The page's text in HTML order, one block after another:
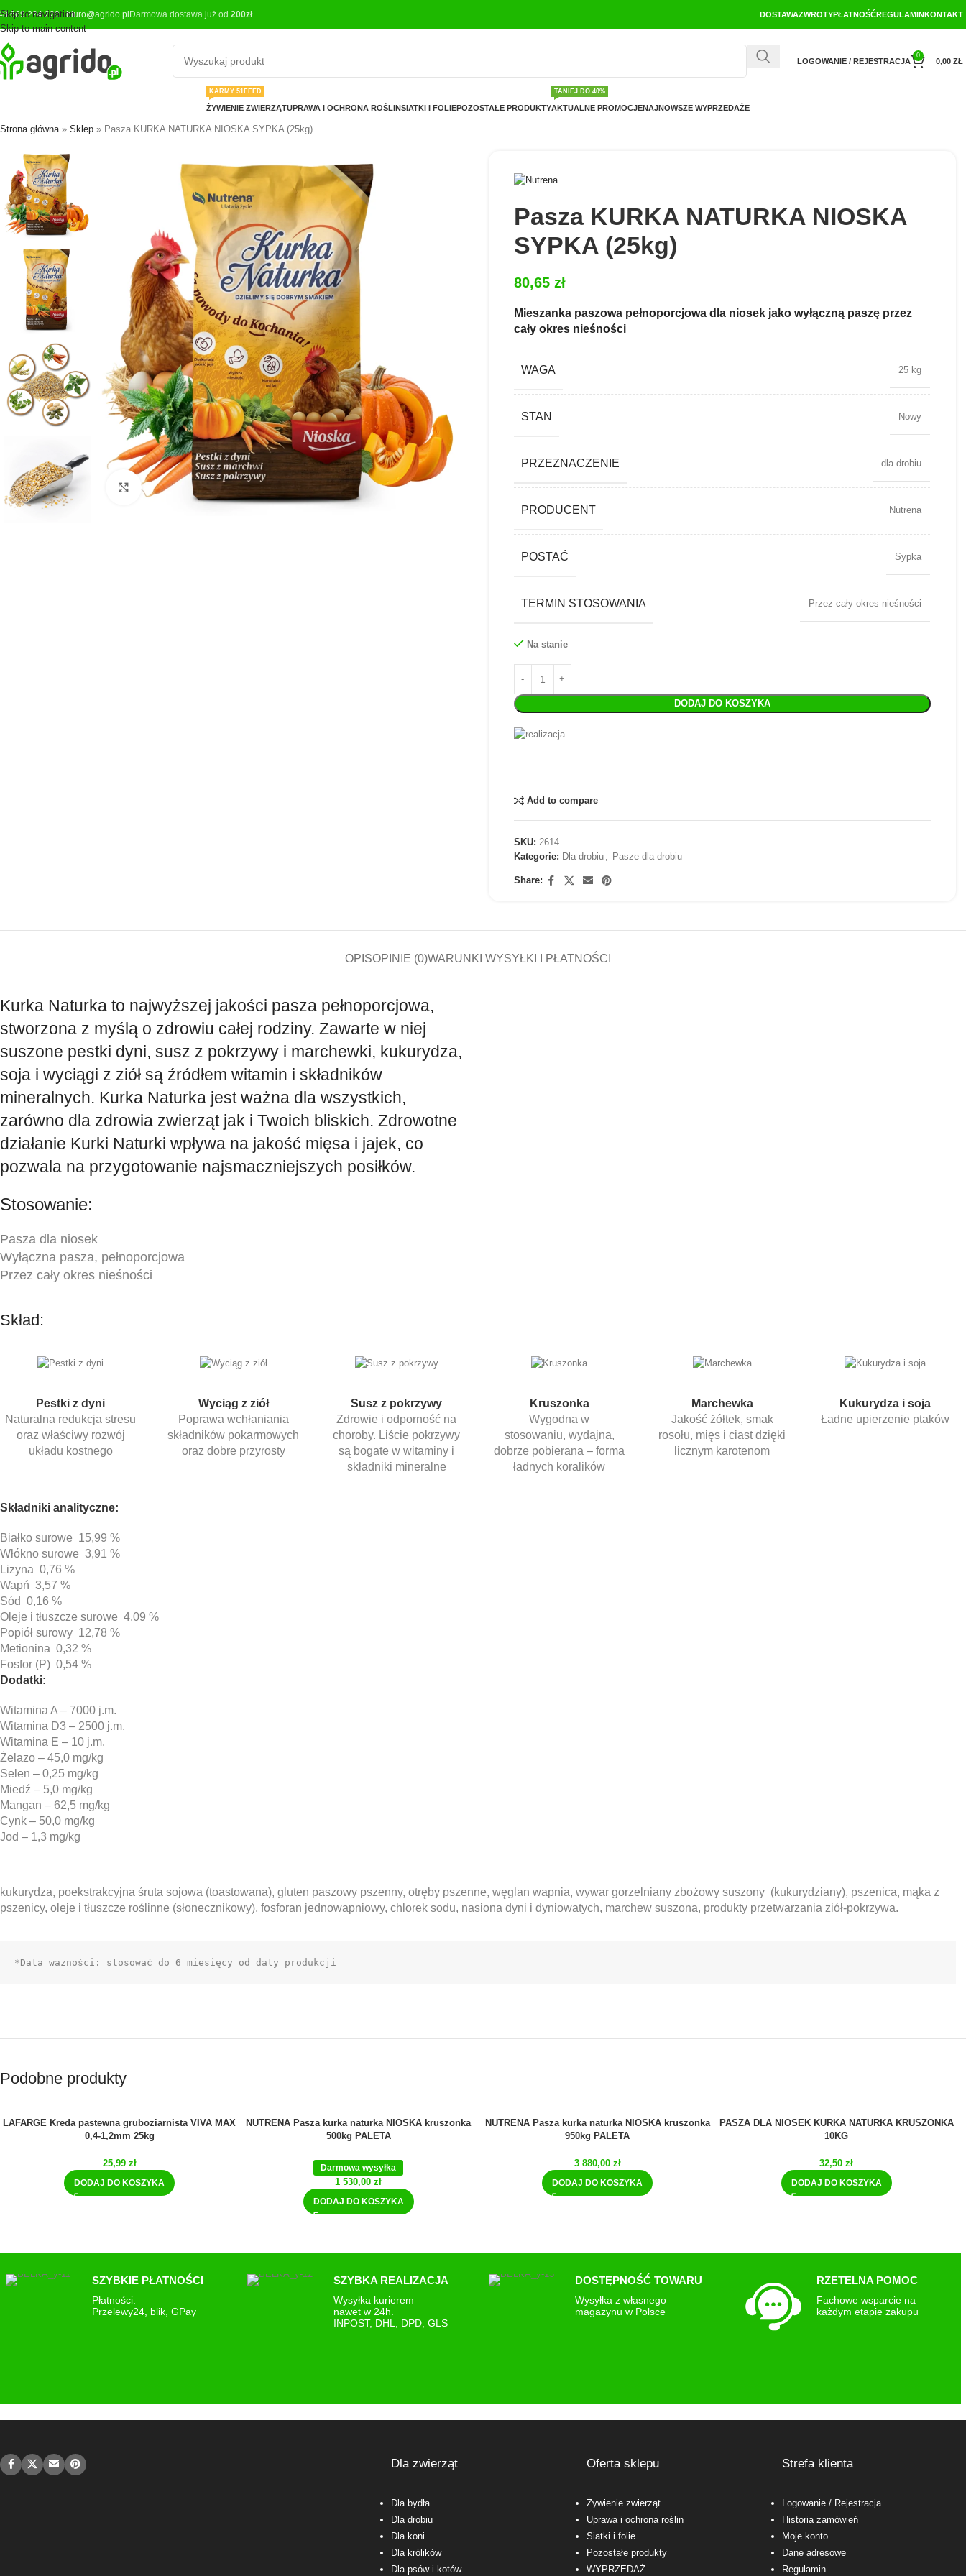
Skip to navigation
Skip to main content
669 224 220|biuro@agrido.pl Darmowa dostawa już od 200zł DOSTAWAZWROTYPŁATNOŚĆREGULAMINKONTAKT
LOGOWANIE / REJESTRACJA
0
0,00 ZŁ
ŻYWIENIE ZWIERZĄT
KARMY 51FEED
UPRAWA I OCHRONA ROŚLINSIATKI I FOLIEPOZOSTAŁE PRODUKTYAKTUALNE PROMOCJE
TANIEJ DO 40%
NAJNOWSZE WYPRZEDAŻE
Strona główna» Sklep » Pasza KURKA NATURKA NIOSKA SYPKA (25kg)
Kliknij aby powiększyć
Pasza KURKA NATURKA NIOSKA
SYPKA (25kg)
80,65 zł
Mieszanka paszowa pełnoporcjowa dla niosek jako wyłączną paszę przez
cały okres nieśności
WAGA 25 kg
STAN Nowy
PRZEZNACZENIE dla drobiu
PRODUCENT Nutrena
POSTAĆ Sypka
TERMIN STOSOWANIA Przez cały okres nieśności
Na stanie
DODAJ DO KOSZYKA
Add to compare
SKU: 2614
Kategorie: Dla drobiu Pasze dla drobiu
Share:
OPISOPINIE (0)WARUNKI WYSYŁKI I PŁATNOŚCI
Kurka Naturka to najwyższej jakości pasza pełnoporcjowa,
stworzona z myślą o zdrowiu całej rodziny. Zawarte w niej
suszone pestki dyni, susz z pokrzywy i marchewki, kukurydza,
soja i wyciągi z ziół są źródłem witamin i składników
mineralnych. Kurka Naturka jest ważna dla wszystkich,
zarówno dla zdrowia zwierząt jak i Twoich bliskich. Zdrowotne
działanie Kurki Naturki wpływa na jakość mięsa i jajek, co
pozwala na przygotowanie najsmaczniejszych posiłków.
Stosowanie:
Pasza dla niosek
Wyłączna pasza, pełnoporcjowa
Przez cały okres nieśności
Skład:
Pestki z dyni
Naturalna redukcja stresu
oraz właściwy rozwój
układu kostnego
Wyciąg z ziół
Poprawa wchłaniania
składników pokarmowych
oraz dobre przyrosty
Susz z pokrzywy
Zdrowie i odporność na
choroby. Liście pokrzywy
są bogate wwitaminy i
składniki mineralne
Kruszonka
Wygodna w
stosowaniu, wydajna,
dobrze pobierana –forma
ładnych koralików
Marchewka
Jakość żółtek, smak
rosołu, mięs i ciast dzięki
licznym karotenom
Kukurydza i soja
Ładne upierzenie ptaków
Składniki analityczne:
Białko surowe 15,99 %
Włókno surowe 3,91 %
Lizyna 0,76 %
Wapń 3,57 %
Sód 0,16 %
Oleje i tłuszcze surowe 4,09 %
Popiół surowy 12,78 %
Metionina 0,32 %
Fosfor (P) 0,54 %
Dodatki:
Witamina A – 7000 j.m.
Witamina D3 – 2500 j.m.
Witamina E – 10 j.m.
Żelazo – 45,0 mg/kg
Selen – 0,25 mg/kg
Miedź – 5,0 mg/kg
Mangan – 62,5 mg/kg
Cynk – 50,0 mg/kg
Jod – 1,3 mg/kg
kukurydza, poekstrakcyjna śruta sojowa (toastowana), gluten paszowy pszenny, otręby pszenne, węglan wapnia, wywar gorzelniany zbożowy suszony (kukurydziany), pszenica, mąka z
pszenicy, oleje i tłuszcze roślinne (słonecznikowy), fosforan jednowapniowy, chlorek sodu, nasiona dyni i dyniowatych, marchew suszona, produkty przetwarzania ziół-pokrzywa.
*Data ważności: stosować do 6 miesięcy od daty produkcji
Podobne produkty
LAFARGE Kreda pastewna gruboziarnista VIVA MAX
0,4-1,2mm 25kg
25,99 zł
DODAJ DO KOSZYKA
NUTRENA Pasza kurka naturka NIOSKA kruszonka
500kg PALETA
Darmowa wysyłka
1 530,00zł
DODAJ DO KOSZYKA
NUTRENA Pasza kurka naturka NIOSKA kruszonka
950kg PALETA
3 880,00 zł
DODAJ DO KOSZYKA
PASZA DLA NIOSEK KURKA NATURKA KRUSZONKA
10KG
32,50zł
DODAJ DO KOSZYKA
SZYBKIE PŁATNOŚCI
Płatności:
Przelewy24, blik, GPay
SZYBKA REALIZACJA
Wysyłka kurierem
nawet w 24h.
INPOST, DHL, DPD, GLS
DOSTĘPNOŚĆ TOWARU
Wysyłka z własnego
magazynu w Polsce
RZETELNA POMOC
Fachowe wsparcie na
każdym etapie zakupu
Dla zwierząt
Dla bydła
Dla drobiu
Dla koni
Dla królików
Dla psów i kotów
Oferta sklepu
Żywienie zwierząt
Uprawa i ochrona roślin
Siatki i folie
Pozostałe produkty
WYPRZEDAŻ
Strefa klienta
Logowanie/ Rejestracja
Historia zamówień
Moje konto
Dane adresowe
Regulamin